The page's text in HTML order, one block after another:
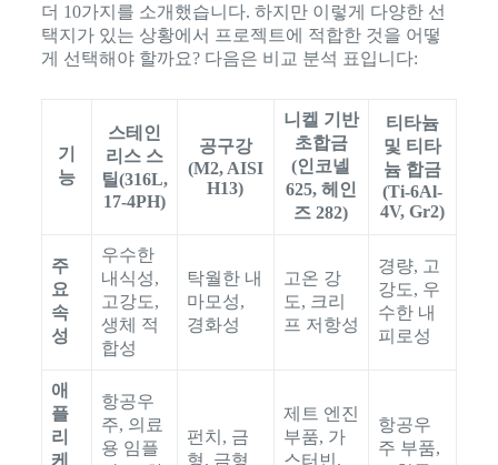
더 10가지를 소개했습니다. 하지만 이렇게 다양한 선
택지가 있는 상황에서 프로젝트에 적합한 것을 어떻
게 선택해야 할까요? 다음은 비교 분석 표입니다:
기
능
스테인
리스 스
틸(316L,
17-4PH)
공구강
(M2, AISI
H13)
니켈 기반
초합금
(인코넬
625, 헤인
즈 282)
티타늄
및 티타
늄 합금
(Ti-6Al-
4V, Gr2)
주
요
속
성
우수한
내식성,
고강도,
생체 적
합성
탁월한 내
마모성,
경화성
고온 강
도, 크리
프 저항성
경량, 고
강도, 우
수한 내
피로성
애
플
리
케
항공우
주, 의료
용 임플
펀치, 금
형, 금형
제트 엔진
부품, 가
스터빈,
항공우
주 부품,